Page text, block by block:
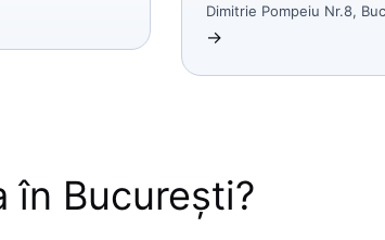
Dimitrie Pompeiu Nr.8,
→
în București?